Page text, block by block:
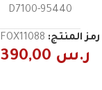
95440-D7100
رمز المنتج: FOX11088
ر.س